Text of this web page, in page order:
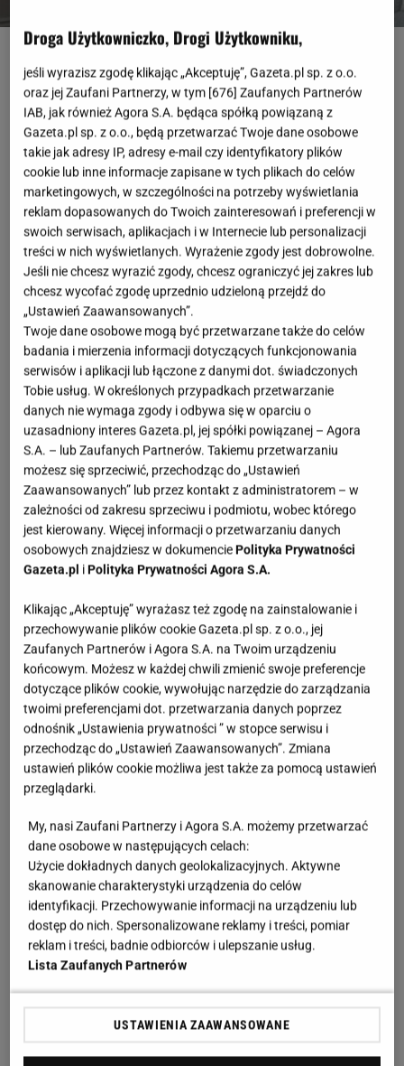
fot. Instagram @sena_style_diaries
OTWÓRZ GALERIĘ(3)
Dobrze dobrana para jeansów może odmienić naszą
garderobę. Spodnie, które są nie tylko modnie
skrojone, ale także gwarantują całodzienną wygodę
to najlepszy przyjaciel każdejkobiety. Stają się one
nie tylko bazą do każdej stylizacji, ale także
świetnymdodatkiemna co dzień. Jeżeli w twojej
szafie nadal brakuje wyjątkowej pary, to koniecznie
zajrzyj na wyprzedaż na stronie Levi's.
Droga Użytkowniczko, Drogi Użytkowniku,
jeśli wyrazisz zgodę klikając „Akceptuję”, Gazeta.pl sp. z o.o.
oraz jej Zaufani Partnerzy, w tym [676] Zaufanych Partnerów
IAB, jak również Agora S.A. będąca spółką powiązaną z
Gazeta.pl sp. z o.o., będą przetwarzać Twoje dane osobowe
takie jak adresy IP, adresy e-mail czy identyfikatory plików
cookie lub inne informacje zapisane w tych plikach do celów
marketingowych, w szczególności na potrzeby wyświetlania
reklam dopasowanych do Twoich zainteresowań i preferencji w
swoich serwisach, aplikacjach i w Internecie lub personalizacji
treści w nich wyświetlanych. Wyrażenie zgody jest dobrowolne.
Jeśli nie chcesz wyrazić zgody, chcesz ograniczyć jej zakres lub
chcesz wycofać zgodę uprzednio udzieloną przejdź do
„Ustawień Zaawansowanych”.
Twoje dane osobowe mogą być przetwarzane także do celów
badania i mierzenia informacji dotyczących funkcjonowania
serwisów i aplikacji lub łączone z danymi dot. świadczonych
Tobie usług. W określonych przypadkach przetwarzanie
danych nie wymaga zgody i odbywa się w oparciu o
uzasadniony interes Gazeta.pl, jej spółki powiązanej – Agora
S.A. – lub Zaufanych Partnerów. Takiemu przetwarzaniu
możesz się sprzeciwić, przechodząc do „Ustawień
Zaawansowanych” lub przez kontakt z administratorem – w
zależności od zakresu sprzeciwu i podmiotu, wobec którego
jest kierowany. Więcej informacji o przetwarzaniu danych
osobowych znajdziesz w dokumenciePolityka Prywatności
Gazeta.pl iPolityka Prywatności Agora S.A.
Klikając „Akceptuję” wyrażasz też zgodę na zainstalowanie i
przechowywanie plików cookie Gazeta.pl sp. z o.o., jej
Zaufanych Partnerów i Agora S.A. na Twoim urządzeniu
końcowym. Możesz w każdej chwili zmienić swoje preferencje
dotyczące plików cookie, wywołując narzędzie do zarządzania
twoimi preferencjami dot. przetwarzania danych poprzez
odnośnik „Ustawienia prywatności ” w stopce serwisu i
przechodząc do „Ustawień Zaawansowanych”. Zmiana
ustawień plików cookie możliwa jest także za pomocą ustawień
przeglądarki.
My, nasi Zaufani Partnerzy i Agora S.A. możemy przetwarzać
dane osobowe w następujących celach:
Użycie dokładnych danych geolokalizacyjnych. Aktywne
skanowanie charakterystyki urządzenia do celów
identyfikacji. Przechowywanie informacji na urządzeniu lub
dostęp do nich. Spersonalizowane reklamy i treści, pomiar
reklam i treści, badnie odbiorców i ulepszanie usług.
Lista Zaufanych Partnerów
USTAWIENIA ZAAWANSOWANE